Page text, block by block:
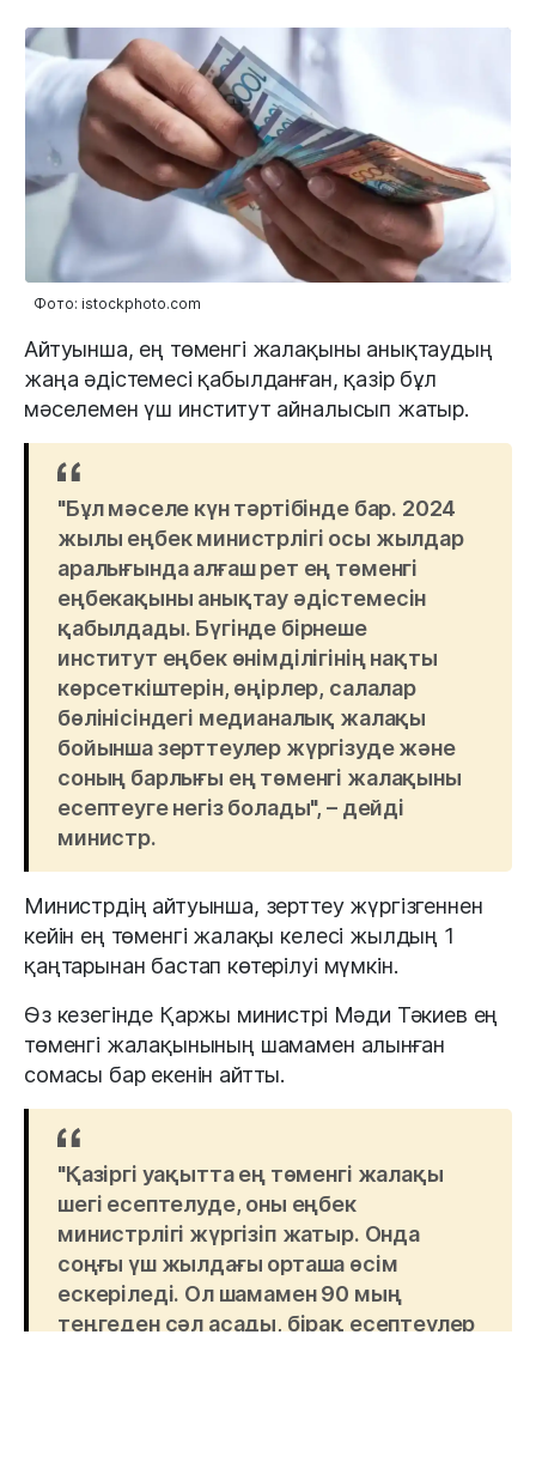
Фото: istockphoto.com
Айтуынша, ең төменгі жалақыны анықтаудың
жаңа әдістемесі қабылданған, қазір бұл
мәселемен үш институт айналысып жатыр.
"Бұл мәселе күн тәртібінде бар. 2024
жылы еңбек министрлігі осы жылдар
аралығында алғаш рет ең төменгі
еңбекақыны анықтау әдістемесін
қабылдады. Бүгінде бірнеше
институт еңбек өнімділігінің нақты
көрсеткіштерін, өңірлер, салалар
бөлінісіндегі медианалық жалақы
бойынша зерттеулер жүргізуде және
соның барлығы ең төменгі жалақыны
есептеуге негіз болады", – дейді
министр.
Министрдің айтуынша, зерттеу жүргізгеннен
кейін ең төменгі жалақы келесі жылдың 1
қаңтарынан бастап көтерілуі мүмкін.
Өз кезегінде Қаржы министрі Мәди Тәкиев ең
төменгі жалақынының шамамен алынған
сомасы бар екенін айтты.
"Қазіргі уақытта ең төменгі жалақы
шегі есептелуде, оны еңбек
министрлігі жүргізіп жатыр. Онда
соңғы үш жылдағы орташа өсім
ескеріледі. Ол шамамен 90 мың
теңгеден сәл асады, бірақ есептеулер